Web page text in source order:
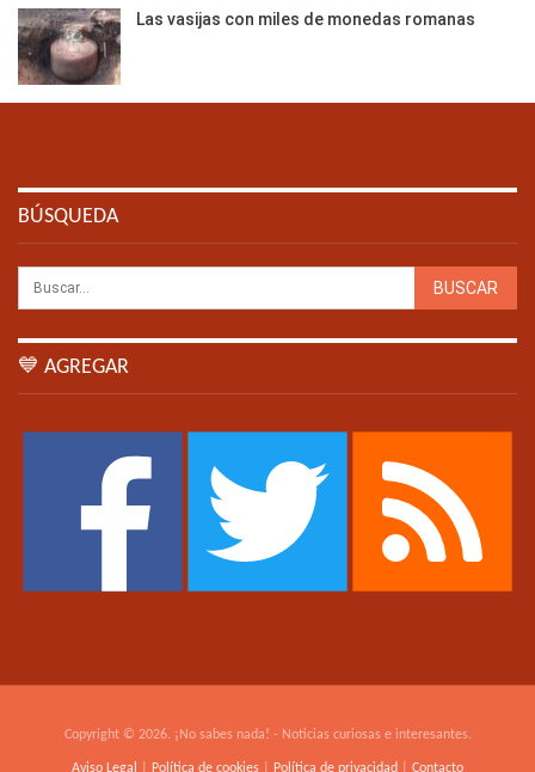
Las vasijas con miles de monedas romanas
BÚSQUEDA
💙 AGREGAR
Copyright © 2026. ¡No sabes nada! - Noticias curiosas e interesantes.
Aviso Legal Política de cookies Política de privacidad Contacto